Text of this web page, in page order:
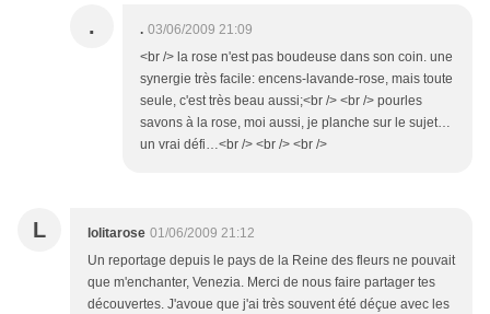
. . 03/06/2009 21:09
<br /> la rose n'est pas boudeuse dans son coin. une
synergie très facile: encens-lavande-rose, mais toute
seule, c'est très beau aussi;<br /> <br /> pourles
savons à la rose, moi aussi, je planche sur le sujet…
un vrai défi…<br /> <br /> <br />
L lolitarose 01/06/2009 21:12
Un reportage depuis le pays de la Reine des fleurs ne pouvait
que m'enchanter, Venezia. Merci de nous faire partager tes
découvertes. J'avoue que j'ai très souvent été déçue avec les